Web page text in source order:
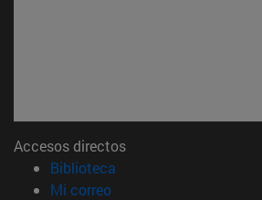
Accesos directos
Biblioteca
Mi correo(abre en nueva ventana)